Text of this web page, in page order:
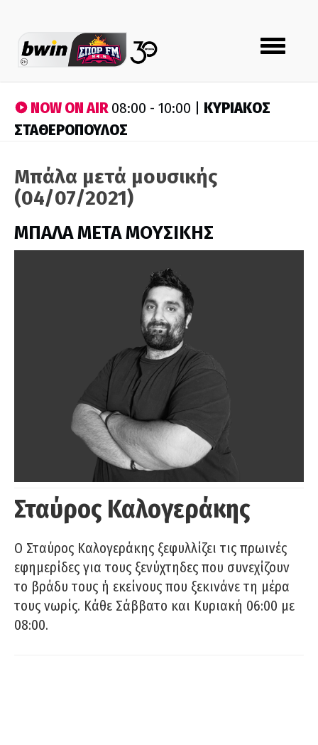
Toggle
navigation
NOW ON AIR08:00 - 10:00 | ΚΥΡΙΑΚΟΣ
ΣΤΑΘΕΡΟΠΟΥΛΟΣ
Μπάλα μετά μουσικής
(04/07/2021)
ΜΠΑΛΑ ΜΕΤΑ ΜΟΥΣΙΚΗΣ
Σταύρος Καλογεράκης
Ο Σταύρος Καλογεράκης ξεφυλλίζει τις πρωινές
εφημερίδες για τους ξενύχτηδες που συνεχίζουν
το βράδυ τους ή εκείνους που ξεκινάνε τη μέρα
τους νωρίς. Κάθε Σάββατο και Κυριακή 06:00 με
08:00.